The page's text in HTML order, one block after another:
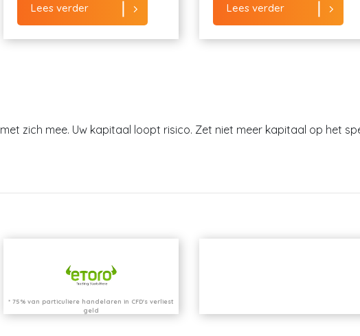
Lees verder Lees verder
met zich mee. Uw kapitaal loopt risico. Zet niet meer kapitaal op het
* 75% van particuliere handelaren in CFD's verliest
geld